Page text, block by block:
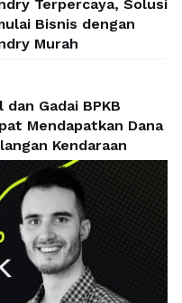
Terpercaya, Solusi
Bisnis dengan
Murah
dan Gadai BPKB
Mendapatkan Dana
Kendaraan